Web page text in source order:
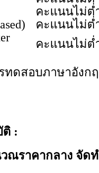
คะแนนไม่ต่
คะแนนไม่ต่
คะแนนไม่ต่
ดสอบภาษาอังก
:
ณราคากลาง จัด